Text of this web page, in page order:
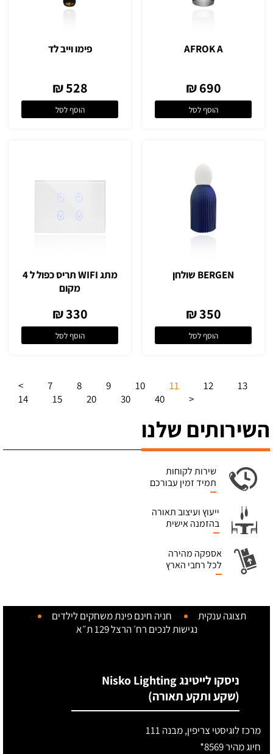
AFROK A
690 ₪
הוסף לסל
פימו וייב לד
528 ₪
הוסף לסל
BERGEN שולחן
350 ₪
הוסף לסל
מתג WIFI תריס כפול ל 4
מקום
330 ₪
הוסף לסל
> 7 8 9 10 11 12
13
14
15 20 30 40 <
השירותים שלנו
שירות לקוחות
תמיד זמין עבורכם
ייעוץ ועיצוב תאורה
בהזמנה אישית
אספקה מהירה
לכל רחבי הארץ
תצוגה ענקית חניה חינם פינת משחקים לילדים
נגישות לנכים רח׳ הרצל 129 ת״א
ניסקו לייטינג Nisko Lighting
(שקע ותקע תאורה)
מרכז לוגיסטי צריפין, מבנה 111
חיוג מהיר 8569*